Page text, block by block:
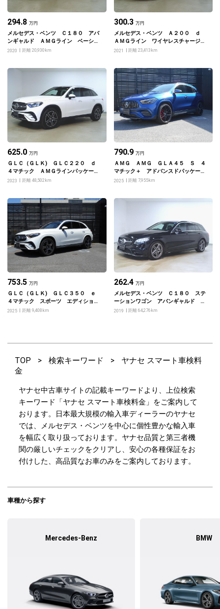
294.8 万円
メルセデス・ベンツ Ｃ１８０ アバ
ンギャルド ＡＭＧライン ベーシッ
クパッケージ レーダーセーフティー
2020 距離 20,930km
300.3 万円
メルセデス・ベンツ Ａ２００ ｄ
ＡＭＧライン ワイヤレスチャージン
グ アドバンスドサウンドシステム
2021 距離 23,413km
625.0 万円
ＧＬＣ（ＧＬＫ) ＧＬＣ２２０ ｄ
４マチック ＡＭＧラインパッケー
ジ ドライバーズパッケージ ＡＭＧ
2023 距離 48,502km
790.9 万円
ＡＭＧ ＡＭＧ ＧＬＡ４５ Ｓ ４
マチック＋ アドバンスドパッケー
ジ ＡＭＧパフォーマンスパッケージ
2025 距離 7,955km
753.5 万円
ＧＬＣ（ＧＬＫ) ＧＬＣ３５０ ｅ
４マチック スポーツ エディション
スター ＡＭＧレザーエクスクルーシ
2025 距離 9,408km
262.4 万円
メルセデス・ベンツ Ｃ１８０ ステ
ーションワゴン アバンギャルド Ａ
ＭＧライン レーダーセーフティーパ
2019 距離 64,276km
TOP > 検索キーワード >
ヤナセ スマート車検料
金
ヤナセ中古車サイトの記載キーワードより、上位検索
キーワード「ヤナセ スマート車検料金」をご案内して
おります。日本最大規模の輸入車ディーラーのヤナセ
では、メルセデス・ベンツを中心に個性豊かな輸入車
を幅広く取り扱っております。ヤナセ品質と第三者機
関の厳しいチェックをクリアし、安心の各種保証をお
付けした、高品質なお車のみをご案内しております。
車種から探す
Mercedes-Benz BMW